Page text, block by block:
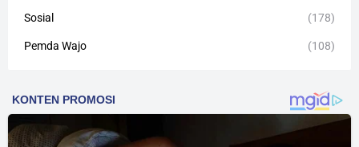
Sosial (178)
Pemda Wajo (108)